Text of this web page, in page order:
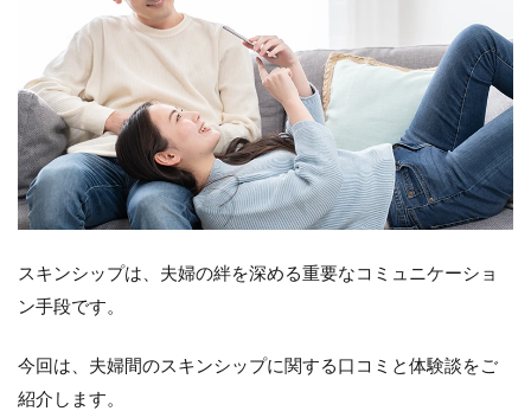
スキンシップは、夫婦の絆を深める重要なコミュニケーショ
ン手段です。
今回は、夫婦間のスキンシップに関する口コミと体験談をご
紹介します。